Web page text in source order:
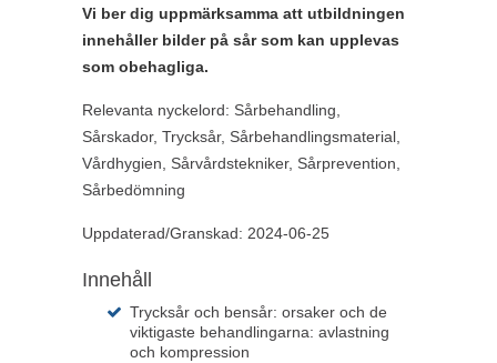
Vi ber dig uppmärksamma att utbildningen
innehåller bilder på sår som kan upplevas
som obehagliga.
Relevanta nyckelord: Sårbehandling,
Sårskador, Trycksår, Sårbehandlingsmaterial,
Vårdhygien, Sårvårdstekniker, Sårprevention,
Sårbedömning
Uppdaterad/Granskad: 2024-06-25
Innehåll
Trycksår och bensår: orsaker och de
viktigaste behandlingarna: avlastning
och kompression